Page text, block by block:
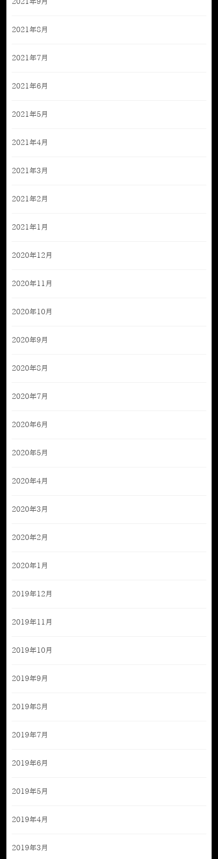
2021年9月
2021年8月
2021年7月
2021年6月
2021年5月
2021年4月
2021年3月
2021年2月
2021年1月
2020年12月
2020年11月
2020年10月
2020年9月
2020年8月
2020年7月
2020年6月
2020年5月
2020年4月
2020年3月
2020年2月
2020年1月
2019年12月
2019年11月
2019年10月
2019年9月
2019年8月
2019年7月
2019年6月
2019年5月
2019年4月
2019年3月